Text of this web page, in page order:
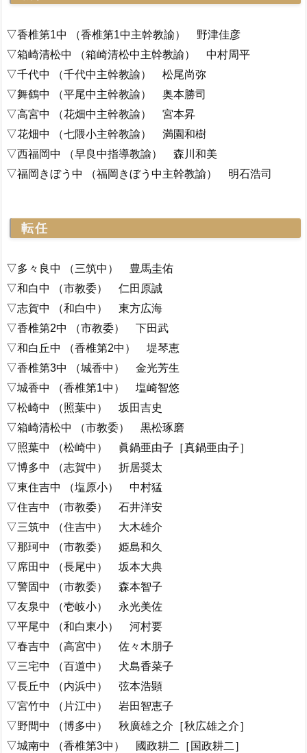
▽香椎第1中 （香椎第1中主幹教諭） 野津佳彦
▽箱崎清松中 （箱崎清松中主幹教諭） 中村周平
▽千代中 （千代中主幹教諭） 松尾尚弥
▽舞鶴中 （平尾中主幹教諭） 奥本勝司
▽高宮中 （花畑中主幹教諭） 宮本昇
▽花畑中 （七隈小主幹教諭） 満園和樹
▽西福岡中 （早良中指導教諭） 森川和美
▽福岡きぼう中 （福岡きぼう中主幹教諭） 明石浩司
転任
▽多々良中 （三筑中） 豊馬圭佑
▽和白中 （市教委） 仁田原誠
▽志賀中 （和白中） 東方広海
▽香椎第2中 （市教委） 下田武
▽和白丘中 （香椎第2中） 堤琴恵
▽香椎第3中 （城香中） 金光芳生
▽城香中 （香椎第1中） 塩崎智悠
▽松崎中 （照葉中） 坂田吉史
▽箱崎清松中 （市教委） 黒松琢磨
▽照葉中 （松崎中） 眞鍋亜由子［真鍋亜由子］
▽博多中 （志賀中） 折居奨太
▽東住吉中 （塩原小） 中村猛
▽住吉中 （市教委） 石井洋安
▽三筑中 （住吉中） 大木雄介
▽那珂中 （市教委） 姫島和久
▽席田中 （長尾中） 坂本大典
▽警固中 （市教委） 森本智子
▽友泉中 （壱岐小） 永光美佐
▽平尾中 （和白東小） 河村要
▽春吉中 （高宮中） 佐々木朋子
▽三宅中 （百道中） 犬島香菜子
▽長丘中 （内浜中） 弦本浩顕
▽宮竹中 （片江中） 岩田智恵子
▽野間中 （博多中） 秋廣雄之介［秋広雄之介］
▽城南中 （香椎第3中） 國政耕二［国政耕二］